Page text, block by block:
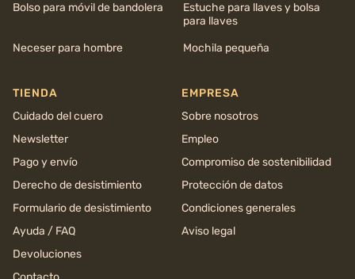
Bolso para móvil de bandolera
Estuche para llaves y bolsa
para llaves
Neceser para hombre
Mochila pequeña
TIENDA
Cuidado del cuero
Newsletter
Pago y envío
Derecho de desistimiento
Formulario de desistimiento
Ayuda / FAQ
Devoluciones
EMPRESA
Sobre nosotros
Empleo
Compromiso de sostenibilidad
Protección de datos
Condiciones generales
Aviso legal